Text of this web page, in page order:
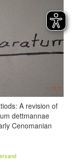
A revision of
dettmannae
Cenomanian